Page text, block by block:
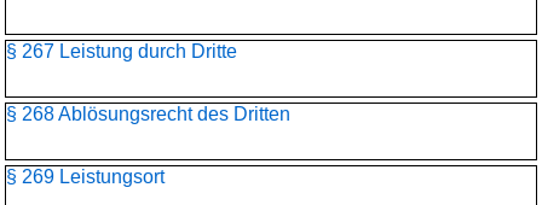
§ 267 Leistung durch Dritte
§ 268 Ablösungsrecht des Dritten
§ 269 Leistungsort